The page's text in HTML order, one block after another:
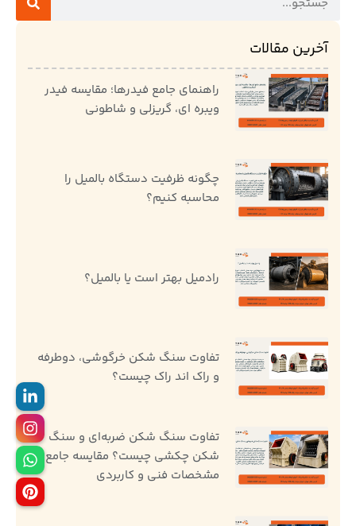
آخرین مقالات
راهنمای جامع فیدرها؛ مقایسه فیدر
ویبره ای، گریزلی و شاطونی
چگونه ظرفیت دستگاه بالمیل را
محاسبه کنیم؟
رادمیل بهتر است یا بالمیل؟
تفاوت سنگ ‌شکن خرگوشی، دوطرفه
و راک اند راک چیست؟
تفاوت سنگ شکن ضربه‌ای و سنگ
شکن چکشی چیست؟ مقایسه جامع
مشخصات فنی و کاربردی